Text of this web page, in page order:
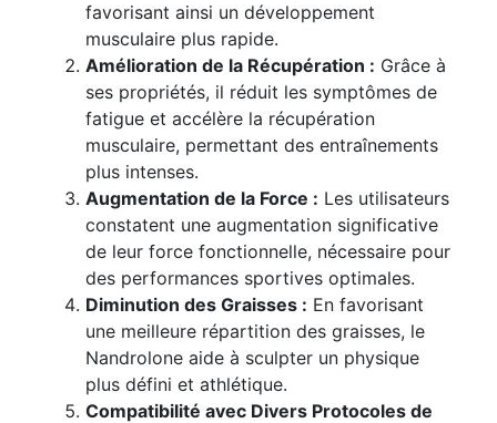
favorisant ainsi un développement
musculaire plus rapide.
Amélioration de la Récupération : Grâce à
ses propriétés, il réduit les symptômes de
fatigue et accélère la récupération
musculaire, permettant des entraînements
plus intenses.
Augmentation de la Force : Les utilisateurs
constatent une augmentation significative
de leur force fonctionnelle, nécessaire pour
des performances sportives optimales.
Diminution des Graisses : En favorisant
une meilleure répartition des graisses, le
Nandrolone aide à sculpter un physique
plus défini et athlétique.
Compatibilité avec Divers Protocoles de